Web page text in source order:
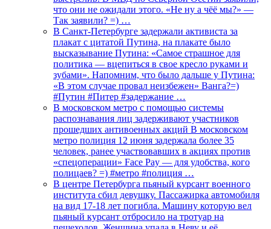
что они не ожидали этого. «Не ну а чёё мы?» —
Так заявили? =) …
В Санкт-Петербурге задержали активиста за
плакат с цитатой Путина, на плакате было
высказывание Путина: «Самое страшное для
политика — вцепиться в свое кресло руками и
зубами». Напомним, что было дальше у Путина:
«В этом случае провал неизбежен» Ванга?=)
#Путин #Питер #задержание …
В московском метро с помощью системы
распознавания лиц задерживают участников
прошедших антивоенных акций В московском
метро полиция 12 июня задержала более 35
человек, ранее участвовавших в акциях против
«спецоперации» Face Pay — для удобства, кого
полицаев? =) #метро #полиция …
В центре Петербурга пьяный курсант военного
института сбил девушку. Пассажирка автомобиля
на вид 17-18 лет погибла. Машину которую вел
пьяный курсант отбросило на тротуар на